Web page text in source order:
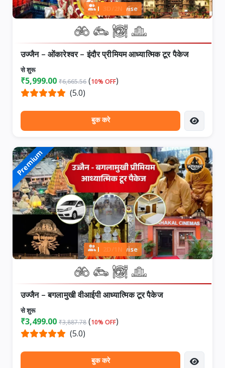
Person wise
3D/2N
उज्जैन – ओंकारेश्वर – इंदौर प्रीमियम आध्यात्मिक टूर पैकेज
से शुरू
₹5,999.00 ₹6,665.56 (10% OFF)
(5.0)
बुक करे
Premium
Person wise
2D/1N
उज्जैन – बगलामुखी वीआईपी आध्यात्मिक टूर पैकेज
से शुरू
₹3,499.00 ₹3,887.78 (10% OFF)
(5.0)
बुक करे